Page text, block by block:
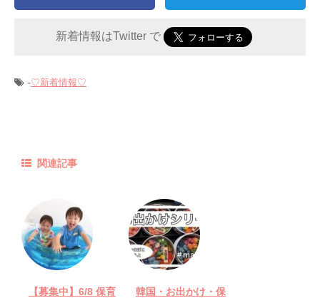
新着情報はTwitter で
-♡新着情報♡
関連記事
【募集中】6/8 保育
韓国・お出かけ・保